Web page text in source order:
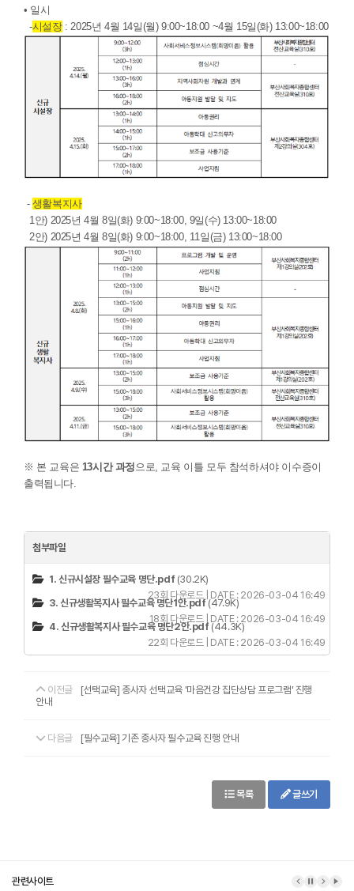
• 일시
-시설장: 2025년 4월 14일(월) 9:00~18:00 ~4월 15일(화) 13:00~18:00
- 생활복지사
1안) 2025년 4월 8일(화) 9:00~18:00, 9일(수) 13:00~18:00
2안) 2025년 4월 8일(화) 9:00~18:00, 11일(금) 13:00~18:00
※ 본 교육은 13시간 과정으로, 교육 이틀 모두 참석하셔야 이수증이
출력됩니다.
첨부파일
1. 신규시설장 필수교육 명단.pdf (30.2K)
23회 다운로드 | DATE : 2026-03-04 16:49
3. 신규생활복지사 필수교육 명단1안.pdf(47.9K)
18회 다운로드 | DATE : 2026-03-04 16:49
4. 신규생활복지사 필수교육 명단2안.pdf (44.3K)
22회 다운로드 | DATE : 2026-03-04 16:49
이전글
[선택교육] 종사자 선택교육 '마음건강 집단상담 프로그램' 진행
안내
다음글 [필수교육] 기존 종사자 필수교육 진행 안내
목록 글쓰기
관련사이트